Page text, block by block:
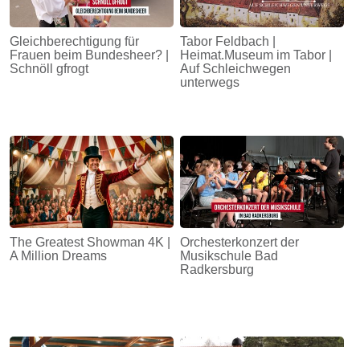
Gleichberechtigung für
Frauen beim Bundesheer? |
Schnöll gfrogt
Tabor Feldbach |
Heimat.Museum im Tabor |
Auf Schleichwegen
unterwegs
The Greatest Showman 4K |
A Million Dreams
Orchesterkonzert der
Musikschule Bad
Radkersburg